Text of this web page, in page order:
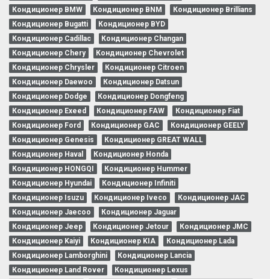
Кондиционер BMW
Кондиционер BNM
Кондиционер Brillians
Кондиционер Bugatti
Кондиционер BYD
Кондиционер Cadillac
Кондиционер Changan
Кондиционер Chery
Кондиционер Chevrolet
Кондиционер Chrysler
Кондиционер Citroen
Кондиционер Daewoo
Кондиционер Datsun
Кондиционер Dodge
Кондиционер Dongfeng
Кондиционер Exeed
Кондиционер FAW
Кондиционер Fiat
Кондиционер Ford
Кондиционер GAC
Кондиционер GEELY
Кондиционер Genesis
Кондиционер GREAT WALL
Кондиционер Haval
Кондиционер Honda
Кондиционер HONGQI
Кондиционер Hummer
Кондиционер Hyundai
Кондиционер Infiniti
Кондиционер Isuzu
Кондиционер Iveco
Кондиционер JAC
Кондиционер Jaecoo
Кондиционер Jaguar
Кондиционер Jeep
Кондиционер Jetour
Кондиционер JMC
Кондиционер Kaiyi
Кондиционер KIA
Кондиционер Lada
Кондиционер Lamborghini
Кондиционер Lancia
Кондиционер Land Rover
Кондиционер Lexus